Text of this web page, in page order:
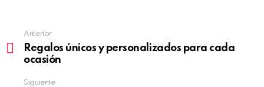
See
more
Anterior
Regalos únicos y personalizados para cada
ocasión
Siguiente